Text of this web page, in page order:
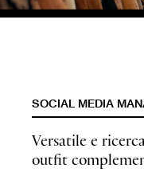
SOCIAL MEDIA
Versatile e
outfit